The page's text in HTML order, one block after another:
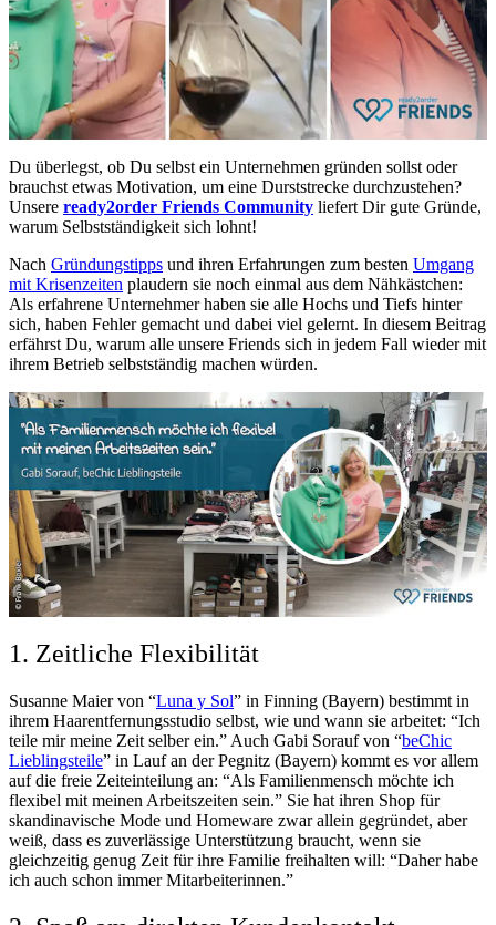
Du überlegst, ob Du selbst ein Unternehmen gründen sollst oder
brauchst etwas Motivation, um eine Durststrecke durchzustehen?
Unsere ready2order Friends Community liefert Dir gute Gründe,
warum Selbstständigkeit sich lohnt!
Nach Gründungstipps und ihren Erfahrungen zum besten Umgang
mit Krisenzeiten plaudern sie noch einmal aus dem Nähkästchen:
Als erfahrene Unternehmer haben sie alle Hochs und Tiefs hinter
sich, haben Fehler gemacht und dabei viel gelernt. In diesem Beitrag
erfährst Du, warum alle unsere Friends sich in jedem Fall wieder mit
ihrem Betrieb selbstständig machen würden.
1. Zeitliche Flexibilität
Susanne Maier von “Luna y Sol” in Finning (Bayern) bestimmt in
ihrem Haarentfernungsstudio selbst, wie und wann sie arbeitet: “Ich
teile mir meine Zeit selber ein.” Auch Gabi Sorauf von “beChic
Lieblingsteile” in Lauf an der Pegnitz (Bayern) kommt es vor allem
auf die freie Zeiteinteilung an: “Als Familienmensch möchte ich
flexibel mit meinen Arbeitszeiten sein.” Sie hat ihren Shop für
skandinavische Mode und Homeware zwar allein gegründet, aber
weiß, dass es zuverlässige Unterstützung braucht, wenn sie
gleichzeitig genug Zeit für ihre Familie freihalten will: “Daher habe
ich auch schon immer Mitarbeiterinnen.”